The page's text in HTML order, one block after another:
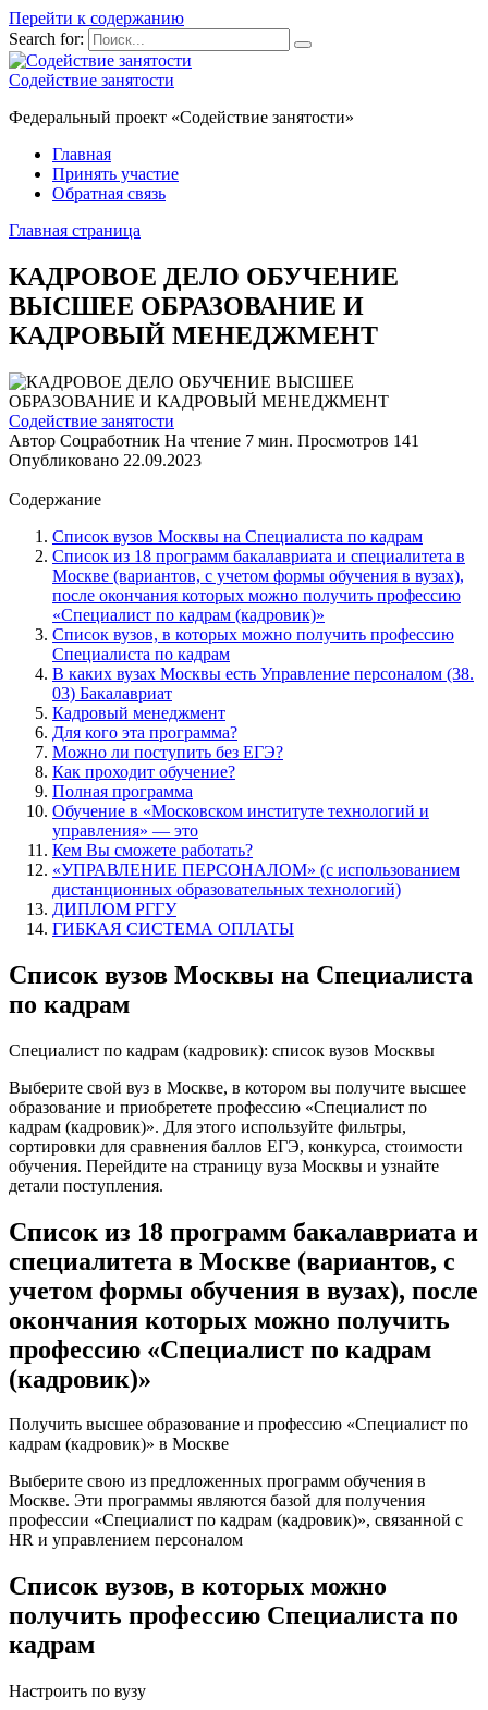
Перейти к содержанию
Search for:
Содействие занятости
Федеральный проект «Содействие занятости»
Главная
Принять участие
Обратная связь
Главная страница
КАДРОВОЕ ДЕЛО ОБУЧЕНИЕ
ВЫСШЕЕ ОБРАЗОВАНИЕ И
КАДРОВЫЙ МЕНЕДЖМЕНТ
Содействие занятости
Автор Соцработник На чтение 7 мин. Просмотров 141
Опубликовано 22.09.2023
Содержание
Список вузов Москвы на Специалиста по кадрам
Список из 18 программ бакалавриата и специалитета в
Москве (вариантов, с учетом формы обучения в вузах),
после окончания которых можно получить профессию
«Специалист по кадрам (кадровик)»
Список вузов, в которых можно получить профессию
Специалиста по кадрам
В каких вузах Москвы есть Управление персоналом (38.
03) Бакалавриат
Кадровый менеджмент
Для кого эта программа?
Можно ли поступить без ЕГЭ?
Как проходит обучение?
Полная программа
Обучение в «Московском институте технологий и
управления» — это
Кем Вы сможете работать?
«УПРАВЛЕНИЕ ПЕРСОНАЛОМ» (с использованием
дистанционных образовательных технологий)
ДИПЛОМ РГГУ
ГИБКАЯ СИСТЕМА ОПЛАТЫ
Список вузов Москвы на Специалиста
по кадрам
Специалист по кадрам (кадровик): список вузов Москвы
Выберите свой вуз в Москве, в котором вы получите высшее
образование и приобретете профессию «Специалист по
кадрам (кадровик)». Для этого используйте фильтры,
сортировки для сравнения баллов ЕГЭ, конкурса, стоимости
обучения. Перейдите на страницу вуза Москвы и узнайте
детали поступления.
Список из 18 программ бакалавриата и
специалитета в Москве (вариантов, с
учетом формы обучения в вузах), после
окончания которых можно получить
профессию «Специалист по кадрам
(кадровик)»
Получить высшее образование и профессию «Специалист по
кадрам (кадровик)» в Москве
Выберите свою из предложенных программ обучения в
Москве. Эти программы являются базой для получения
профессии «Специалист по кадрам (кадровик)», связанной с
HR и управлением персоналом
Список вузов, в которых можно
получить профессию Специалиста по
кадрам
Настроить по вузу